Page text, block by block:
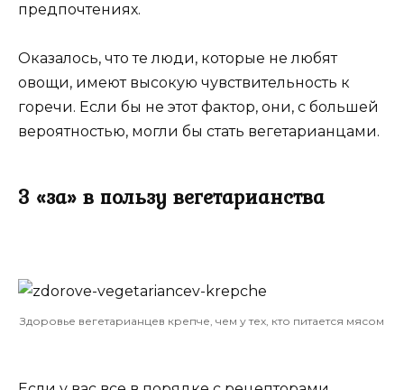
предпочтениях.
Оказалось, что те люди, которые не любят
овощи, имеют высокую чувствительность к
горечи. Если бы не этот фактор, они, с большей
вероятностью, могли бы стать вегетарианцами.
3 «за» в пользу вегетарианства
Здоровье вегетарианцев крепче, чем у тех, кто питается мясом